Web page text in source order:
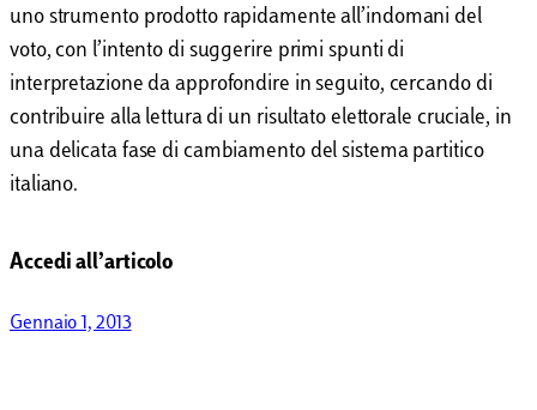
uno strumento prodotto rapidamente all’indomani del
voto, con l’intento di suggerire primi spunti di
interpretazione da approfondire in seguito, cercando di
contribuire alla lettura di un risultato elettorale cruciale, in
una delicata fase di cambiamento del sistema partitico
italiano.
Accedi all’articolo
Gennaio 1, 2013